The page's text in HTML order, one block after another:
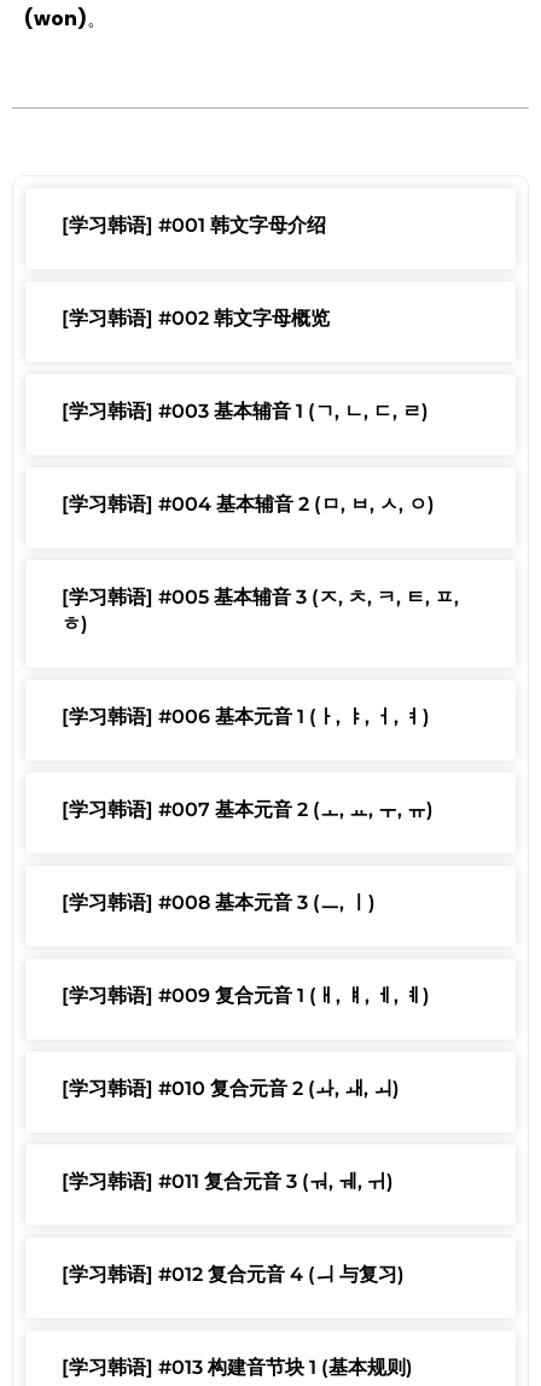
(won)。
[学习韩语] #001 韩文字母介绍
[学习韩语] #002 韩文字母概览
[学习韩语] #003 基本辅音 1 (ㄱ, ㄴ, ㄷ, ㄹ)
[学习韩语] #004 基本辅音 2 (ㅁ, ㅂ, ㅅ, ㅇ)
[学习韩语] #005 基本辅音 3 (ㅈ, ㅊ, ㅋ, ㅌ, ㅍ,
ㅎ)
[学习韩语] #006 基本元音 1 (ㅏ, ㅑ, ㅓ, ㅕ)
[学习韩语] #007 基本元音 2 (ㅗ, ㅛ, ㅜ, ㅠ)
[学习韩语] #008 基本元音 3 (ㅡ, ㅣ)
[学习韩语] #009 复合元音 1 (ㅐ, ㅒ, ㅔ, ㅖ)
[学习韩语] #010 复合元音 2 (ㅘ, ㅙ, ㅚ)
[学习韩语] #011 复合元音 3 (ㅝ, ㅞ, ㅟ)
[学习韩语] #012 复合元音 4 (ㅢ 与复习)
[学习韩语] #013 构建音节块 1 (基本规则)